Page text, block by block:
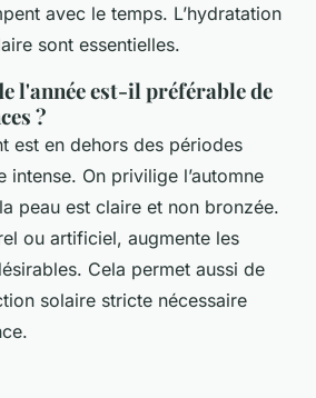
avec le temps. L’hydratation
sont essentielles.
l'année est-il préférable de
?
est en dehors des périodes
intense. On privilige l’automne
peau est claire et non bronzée.
ou artificiel, augmente les
Cela permet aussi de
solaire stricte nécessaire